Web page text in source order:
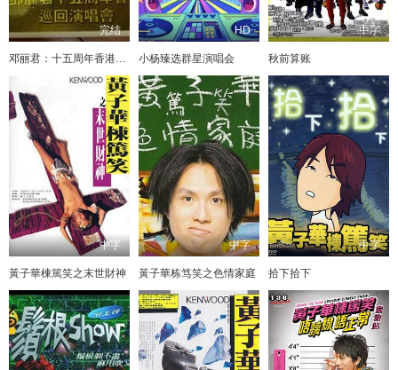
完结
邓丽君：十五周年香港巡回演唱会1983
HD
小杨臻选群星演唱会
中字
秋前算账
中字
黃子華棟篤笑之末世財神
中字
黃子華栋笃笑之色情家庭
中字
拾下拾下